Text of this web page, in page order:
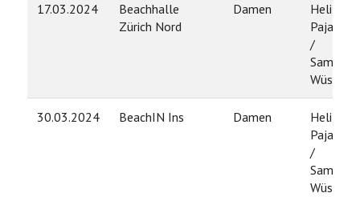
17.03.2024
Beachhalle
Zürich Nord
Damen
Heli
/
Wüst
30.03.2024 BeachIN Ins Damen
Heli
/
Wüst